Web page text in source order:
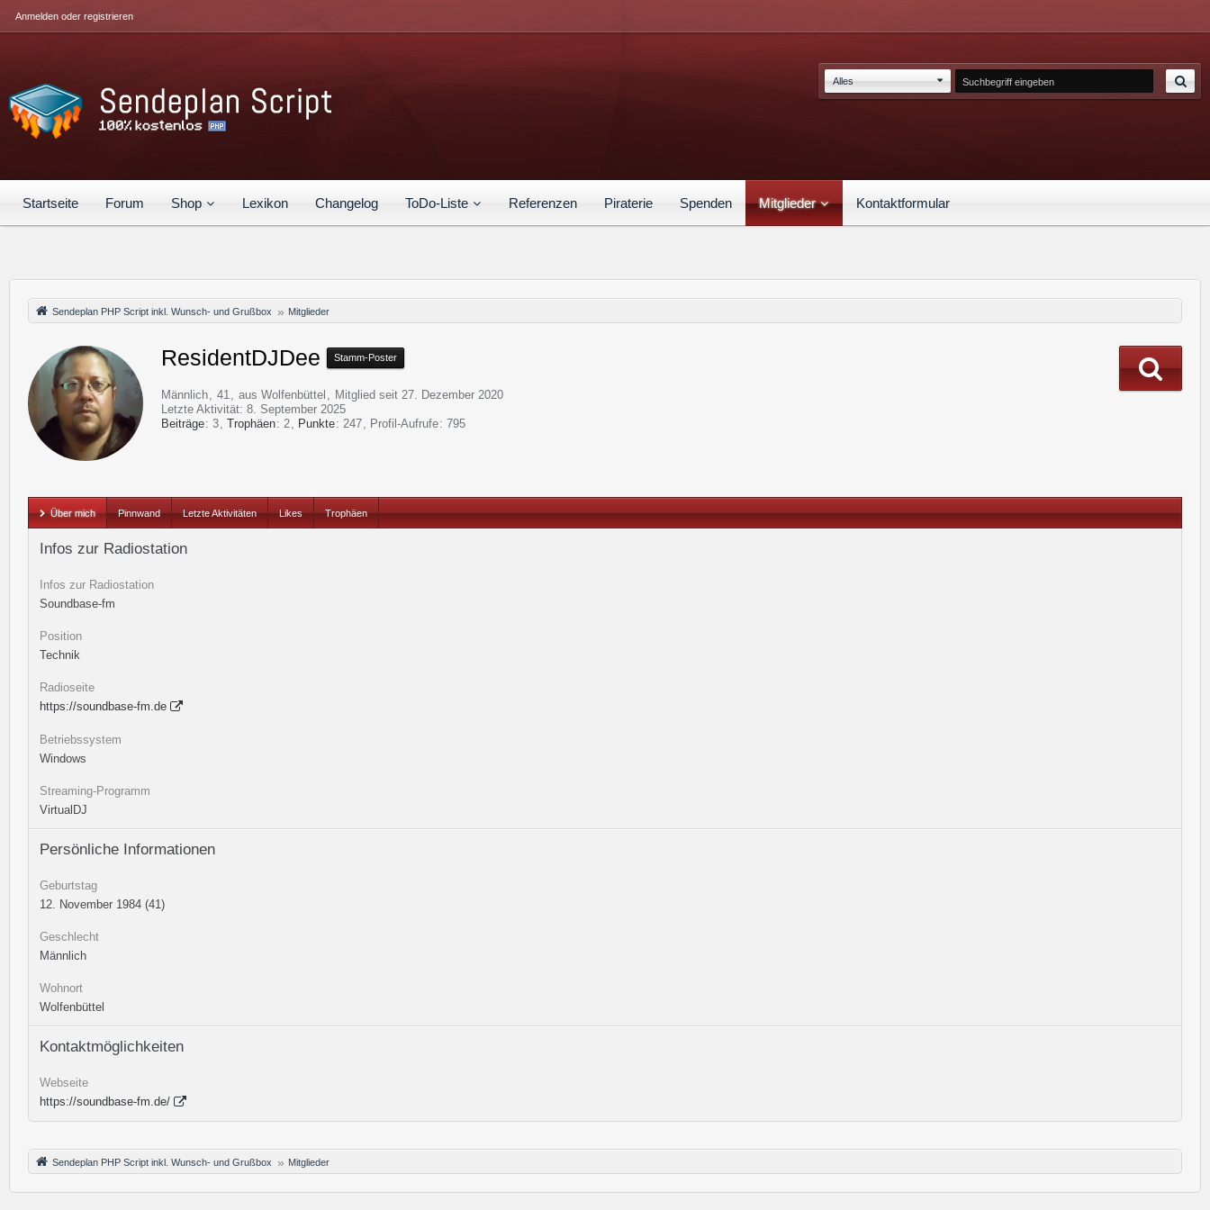
Startseite Forum Shop Lexikon Changelog ToDo-Liste Referenzen Piraterie Spenden Mitglieder Kontaktformular
Anmelden oder registrieren
Alles
Sendeplan PHP Script inkl. Wunsch- und Grußbox Mitglieder
ResidentDJDee Stamm-Poster
Männlich 41 aus Wolfenbüttel
Mitglied seit 27. Dezember 2020
Letzte Aktivität: 8. September 2025
Beiträge 3 Trophäen 2 Punkte 247 Profil-Aufrufe 795
Über mich Pinnwand Letzte Aktivitäten Likes Trophäen
Infos zur Radiostation
Infos zur Radiostation
Soundbase-fm
Position
Technik
Radioseite
https://soundbase-fm.de
Betriebssystem
Windows
Streaming-Programm
VirtualDJ
Persönliche Informationen
Geburtstag
12. November 1984 (41)
Geschlecht
Männlich
Wohnort
Wolfenbüttel
Kontaktmöglichkeiten
Webseite
https://soundbase-fm.de/
Sendeplan PHP Script inkl. Wunsch- und Grußbox Mitglieder